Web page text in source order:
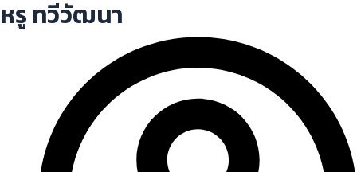
หรู ทวีวัฒนา